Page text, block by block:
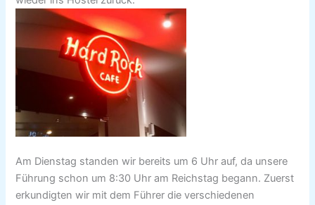
Am Dienstag standen wir bereits um 6 Uhr auf, da unsere
Führung schon um 8:30 Uhr am Reichstag begann. Zuerst
erkundigten wir mit dem Führer die verschiedenen